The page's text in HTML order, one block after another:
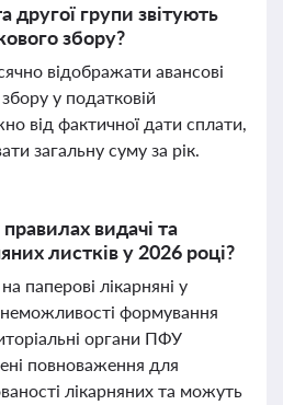
групи звітують
збору?
відображати авансові
у податковій
від фактичної дати сплати,
загальну суму за рік.
видачі та
листків у 2026 році?
паперові лікарняні у
неможливості формування
органи ПФУ
повноваження для
лікарняних та можуть